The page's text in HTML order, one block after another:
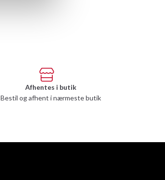
Afhentes i butik
Bestil og afhent i nærmeste butik